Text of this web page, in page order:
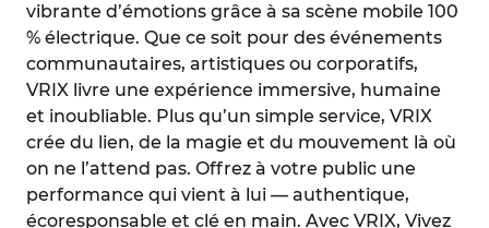
vibrante d’émotions grâce à sa scène mobile 100
% électrique. Que ce soit pour des événements
communautaires, artistiques ou corporatifs,
VRIX livre une expérience immersive, humaine
et inoubliable. Plus qu’un simple service, VRIX
crée du lien, de la magie et du mouvement là où
on ne l’attend pas. Offrez à votre public une
performance qui vient à lui — authentique,
écoresponsable et clé en main. Avec VRIX, Vivez